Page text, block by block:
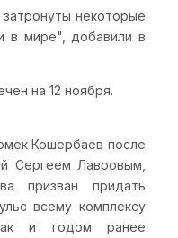
некоторые
в мире", добавили в
на 12 ноября.
Кошербаев после
Сергеем Лавровым,
призван придать
всему комплексу
и годом ранее